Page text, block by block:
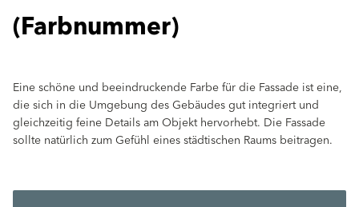
(Farbnummer)
Eine schöne und beeindruckende Farbe für die Fassade ist eine,
die sich in die Umgebung des Gebäudes gut integriert und
gleichzeitig feine Details am Objekt hervorhebt. Die Fassade
sollte natürlich zum Gefühl eines städtischen Raums beitragen.